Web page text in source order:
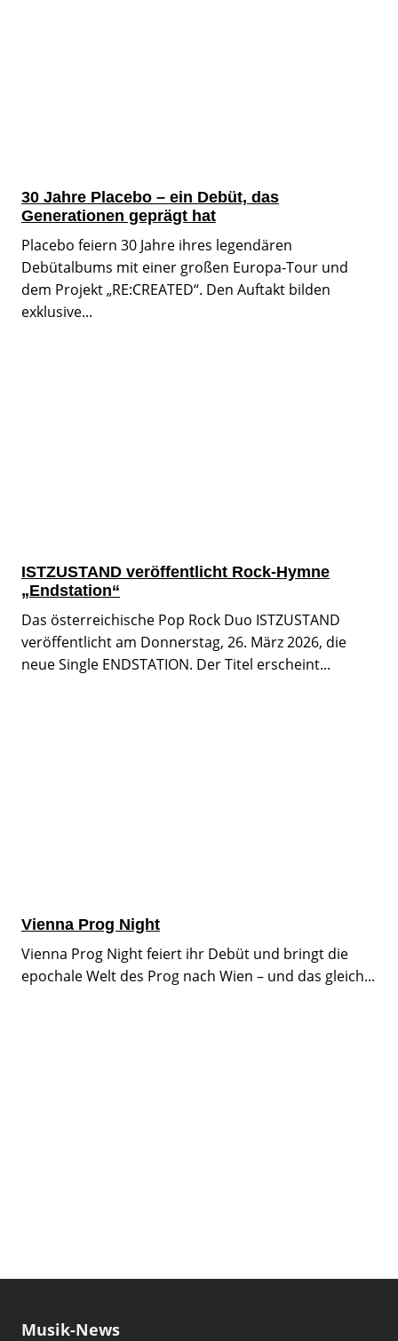
30 Jahre Placebo – ein Debüt, das
Generationen geprägt hat
Placebo feiern 30 Jahre ihres legendären
Debütalbums mit einer großen Europa-Tour und
dem Projekt „RE:CREATED“. Den Auftakt bilden
exklusive...
ISTZUSTAND veröffentlicht Rock-Hymne
„Endstation“
Das österreichische Pop Rock Duo ISTZUSTAND
veröffentlicht am Donnerstag, 26. März 2026, die
neue Single ENDSTATION. Der Titel erscheint...
Vienna Prog Night
Vienna Prog Night feiert ihr Debüt und bringt die
epochale Welt des Prog nach Wien – und das gleich...
Musik-News